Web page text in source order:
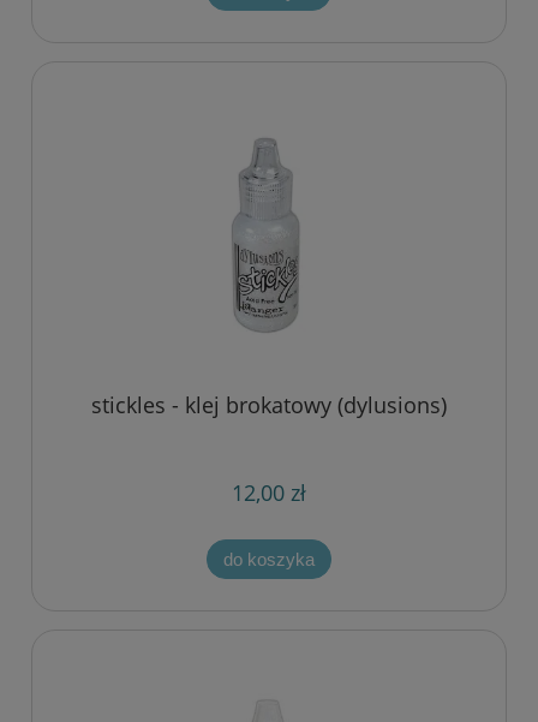
stickles - klej brokatowy (dylusions)
12,00 zł
do koszyka